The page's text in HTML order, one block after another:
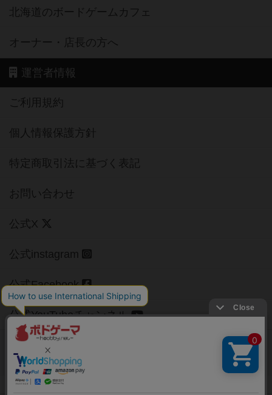
北海道のボードゲームカフェ
オーナー・店長の方へ
運営者情報
ご利用規約
個人情報保護方針
特定商取引法に基づく表記
お問い合わせ
公式X
公式instagram
公式Facebook
公式YouTubeチャンネル